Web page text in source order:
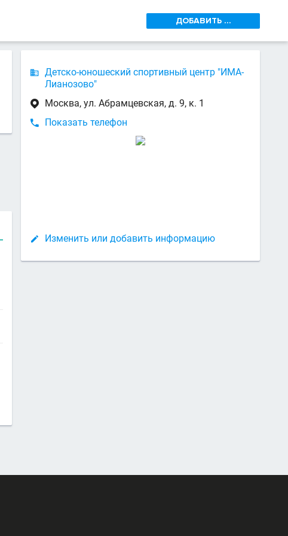
ДОБАВИТЬ ...

Детско-юношеский спортивный центр "ИМА-
Лианозово"
 Москва, ул. Абрамцевская, д. 9, к. 1
 Показать телефон
 Изменить или добавить информацию